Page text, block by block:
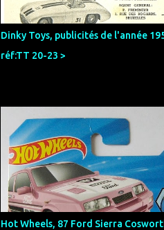
Dinky Toys, publicités de l'année
réf:TT 20-23 >
Hot Wheels, 87 Ford Sierra